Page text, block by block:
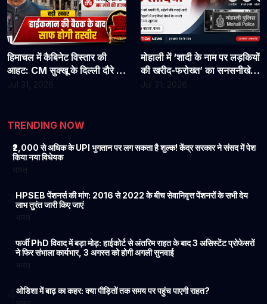
हिमाचल में कैबिनेट विस्तार की
आहट: CM सुक्खू के दिल्ली दौरे से
मोहाली में ‘शादी के नाम पर लड़कियों
की खरीद-फरोख्त’ का सनसनीखेज
TRENDING NOW
₹2,000 से अधिक के UPI भुगतान पर लग सकता है शुल्क! केंद्र सरकार ने संसद में पेश
किया नया विधेयक
HPSEB पेंशनर्स की मांग: 2016 से 2022 के बीच सेवानिवृत्त पेंशनरों के सभी देय
लाभ तुरंत जारी किए जाएं
3फर्जी PhD विवाद में बड़ा मोड़: हाईकोर्ट से अंतरिम राहत के बाद 3 असिस्टेंट प्रोफेसरों
ने फिर संभाला कार्यभार, 3 अगस्त को होगी अगली सुनवाई
ओडिशा में बाढ़ का कहर: क्या पीड़ितों तक समय पर पहुंच पाएगी राहत?